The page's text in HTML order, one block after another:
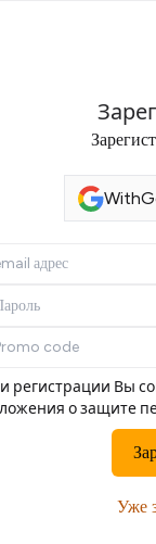
With
регистрации Вы
о защите
Уже